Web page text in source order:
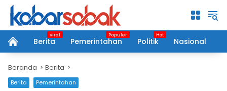
Langsung
konten
home
Berita Pemerintahan Politik Nasional
Beranda Berita
Berita Pemerintahan